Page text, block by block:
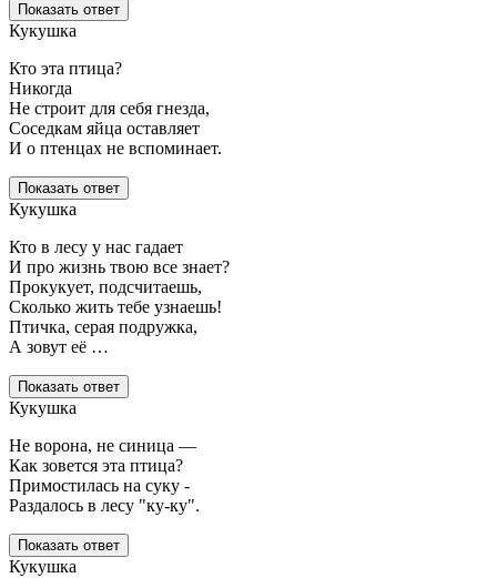
Показать ответ
Кукушка
Кто эта птица?
Никогда
Не строит для себя гнезда,
Соседкам яйца оставляет
И о птенцах не вспоминает.
Показать ответ
Кукушка
Кто в лесу у нас гадает
И про жизнь твою все знает?
Прокукует, подсчитаешь,
Сколько жить тебе узнаешь!
Птичка, серая подружка,
А зовут её …
Показать ответ
Кукушка
Не ворона, не синица —
Как зовется эта птица?
Примостилась на суку -
Раздалось в лесу "ку-ку".
Показать ответ
Кукушка